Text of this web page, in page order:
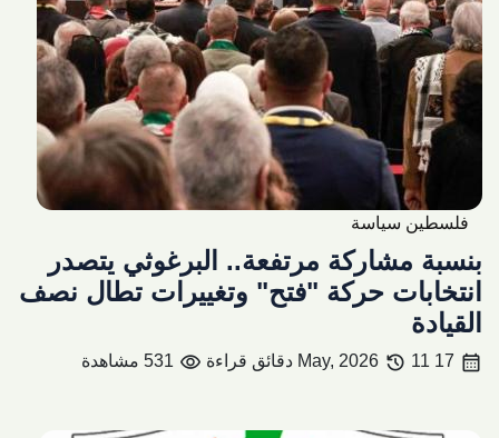
فلسطين سياسة
بنسبة مشاركة مرتفعة.. البرغوثي يتصدر
انتخابات حركة "فتح" وتغييرات تطال نصف
القيادة
calendar_month
17 May, 2026
history 11 دقائق قراءة visibility 531 مشاهدة